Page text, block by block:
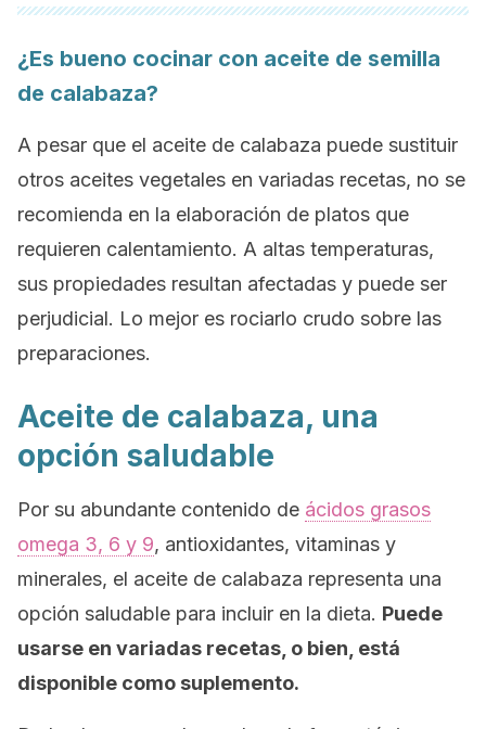
¿Es bueno cocinar con aceite de semilla
de calabaza?
A pesar que el aceite de calabaza puede sustituir
otros aceites vegetales en variadas recetas, no se
recomienda en la elaboración de platos que
requieren calentamiento. A altas temperaturas,
sus propiedades resultan afectadas y puede ser
perjudicial. Lo mejor es rociarlo crudo sobre las
preparaciones.
Aceite de calabaza, una
opción saludable
Por su abundante contenido de ácidos grasos
omega 3, 6 y 9, antioxidantes, vitaminas y
minerales, el aceite de calabaza representa una
opción saludable para incluir en la dieta. Puede
usarse en variadas recetas, o bien, está
disponible como suplemento.